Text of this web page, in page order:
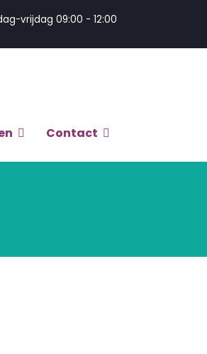
vrijdag 09:00 - 12:00
Contact